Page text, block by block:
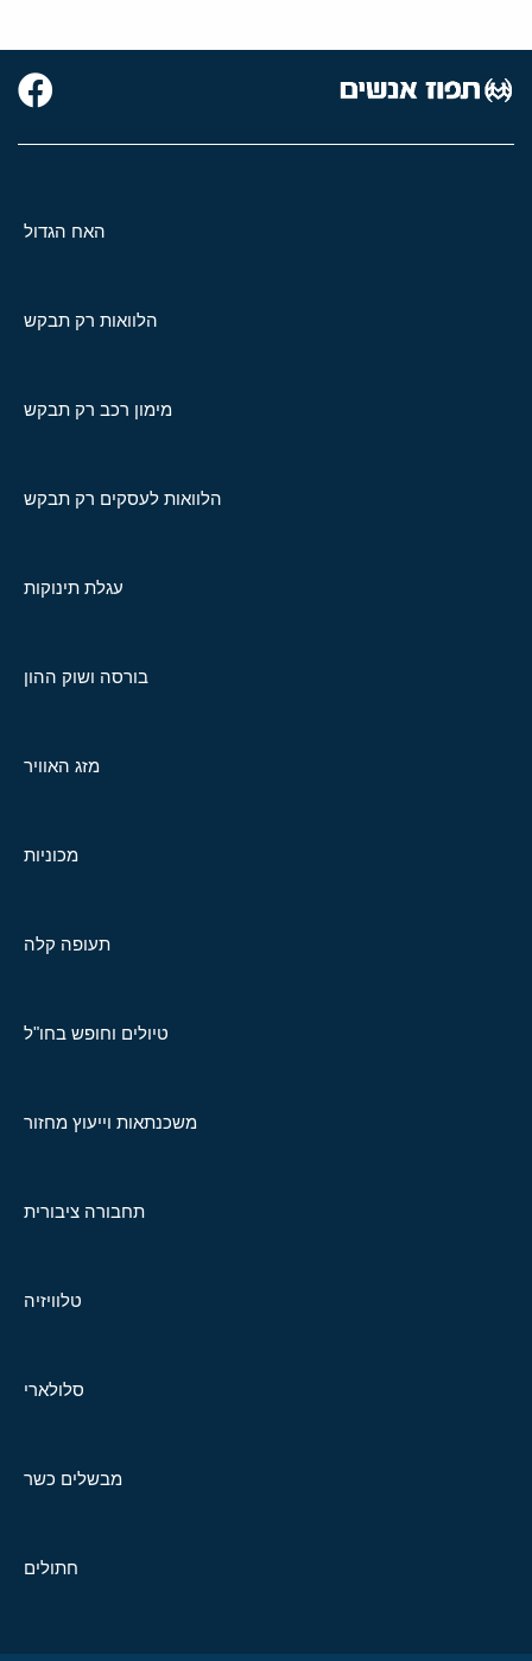
האח הגדול
הלוואות רק תבקש
מימון רכב רק תבקש
הלוואות לעסקים רק תבקש
עגלת תינוקות
בורסה ושוק ההון
מזג האוויר
מכוניות
תעופה קלה
טיולים וחופש בחו"ל
משכנתאות וייעוץ מחזור
תחבורה ציבורית
טלוויזיה
סלולארי
מבשלים כשר
חתולים